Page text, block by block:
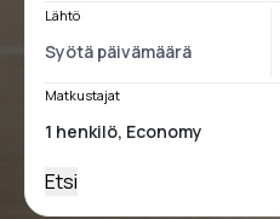
Lähtö
Matkustajat
Etsi